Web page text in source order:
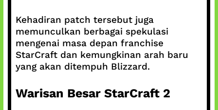
Kehadiran patch tersebut juga
memunculkan berbagai spekulasi
mengenai masa depan franchise
StarCraft dan kemungkinan arah baru
yang akan ditempuh Blizzard.
Warisan Besar StarCraft 2